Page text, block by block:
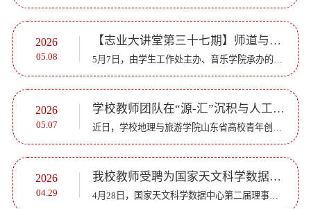
2026
05.08
【志业大讲堂第三十七期】师道与笃行：深耕新时代教育理念，赋能师范生就业启航
5月7日，由学生工作处主办、音乐学院承办的第三十七期“志业大讲堂”在章丘校区第一学术报告厅举行。济南市历下区教体局党组成员、教育教学研究中心主任、正高级教师颜世民受邀作《新时代 新教育 新青年》专题报...
2026
05.07
学校教师团队在“源-汇”沉积与人工智能交叉领域取得突破性进展
近日，学校地理与旅游学院山东省高校青年创新团队在河流地貌演化与沉积物示踪研究中取得重要进展。该团队由刘方斌副教授牵头，将同位素地质学与机器学习深度交叉，揭示了湄公河的源汇系统演化规律。相关成果近期...
2026
04.29
我校教师受聘为国家天文科学数据中心第二届理事
4月28日，国家天文科学数据中心第二届理事会及专家委员会成立大会暨战略发展咨询会在中国科学院国家天文台举行。大会宣布新一届理事会及专家委员会名单，中国科学院国家天文台刘继峰研究员任理事长，中国科学院国...